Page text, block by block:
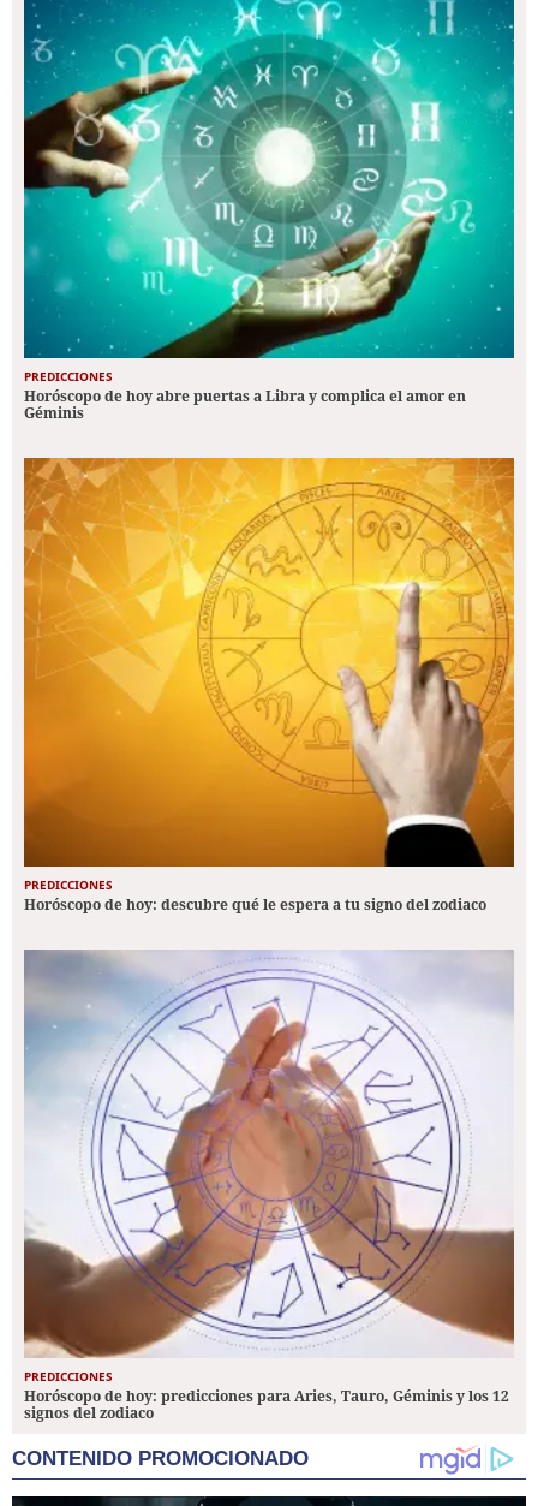
PREDICCIONES
Horóscopo de hoy abre puertas a Libra y complica el amor en
Géminis
PREDICCIONES
Horóscopo de hoy: descubre qué le espera a tu signo del zodiaco
PREDICCIONES
Horóscopo de hoy: predicciones para Aries, Tauro, Géminis y los 12
signos del zodiaco
CONTENIDO PROMOCIONADO